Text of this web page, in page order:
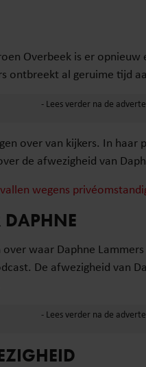
Overbeek is er
al geruime tijd
over van kijkers. In
de afwezigheid van
wegens
DAPHNE
waar Daphne
De afwezigheid van